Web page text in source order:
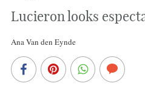
Lucieron looks
Ana Van den Eynde